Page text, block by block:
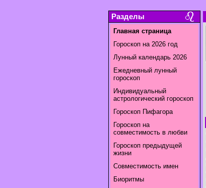
Разделы
Главная страница
Гороскоп на 2026 год
Лунный календарь 2026
Ежедневный лунный
гороскоп
Индивидуальный
астрологический гороскоп
Гороскоп Пифагора
Гороскоп на
совместимость в любви
Гороскоп предыдущей
жизни
Совместимость имен
Биоритмы